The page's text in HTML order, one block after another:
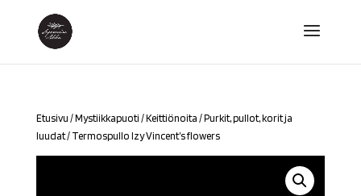
Etusivu /Mystiikkapuoti /Keittiönoita /Purkit, pullot, korit ja
luudat/ Termospullo Izy Vincent’s flowers